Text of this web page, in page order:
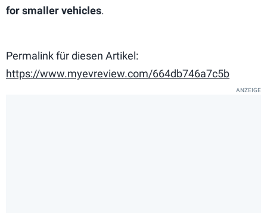
for smaller vehicles.
Permalink für diesen Artikel:
https://www.myevreview.com/664db746a7c5b